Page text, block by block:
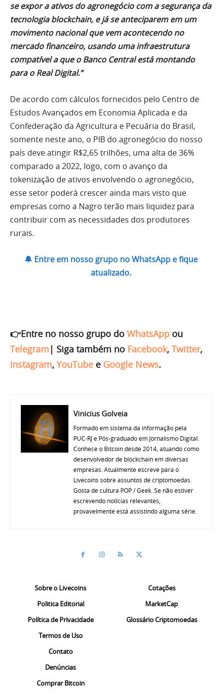
se expor a ativos do agronegócio com a segurança da
tecnologia blockchain, e já se anteciparem em um
movimento nacional que vem acontecendo no
mercado financeiro, usando uma infraestrutura
compatível a que o Banco Central está montando
para o Real Digital.”
De acordo com cálculos fornecidos pelo Centro de
Estudos Avançados em Economia Aplicada e da
Confederação da Agricultura e Pecuária do Brasil,
somente neste ano, o PIB do agronegócio do nosso
país deve atingir R$2,65 trilhões, uma alta de 36%
comparado a 2022, logo, com o avanço da
tokenização de ativos envolvendo o agronegócio,
esse setor poderá crescer ainda mais visto que
empresas como a Nagro terão mais liquidez para
contribuir com as necessidades dos produtores
rurais.
🔔 Entre em nosso grupo no WhatsApp e fique
atualizado.
👉Entre no nosso grupo do WhatsApp ou
Telegram | Siga também no Facebook, Twitter,
Instagram, YouTube e Google News.
Vinicius Golveia
Formado em sistema da informação pela
PUC-RJ e Pós-graduado em Jornalismo Digital.
Conhece o Bitcoin desde 2014, atuando como
desenvolvedor de blockchain em diversas
empresas. Atualmente escreve para o
Livecoins sobre assuntos de criptomoedas.
Gosta de cultura POP / Geek. Se não estiver
escrevendo notícias relevantes,
provavelmente está assistindo alguma série.
Sobre o Livecoins
Politica Editorial
Política de Privacidade
Termos de Uso
Contato
Denúncias
Comprar Bitcoin
Cotações
MarketCap
Glossário Criptomoedas